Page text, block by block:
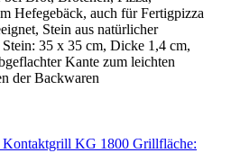
Hefegebäck, auch für Fertigpizza
Stein aus natürlicher
Stein: 35 x 35 cm, Dicke 1,4 cm,
Kante zum leichten
der Backwaren